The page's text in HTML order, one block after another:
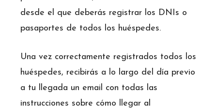
desde el que deberás registrar los DNIs o
pasaportes de todos los huéspedes.
Una vez correctamente registrados todos los
huéspedes, recibirás a lo largo del día previo
a tu llegada un email con todas las
instrucciones sobre cómo llegar al